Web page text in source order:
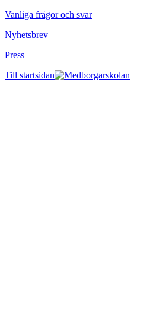
Vanliga frågor och svar
Nyhetsbrev
Press
Till startsidan